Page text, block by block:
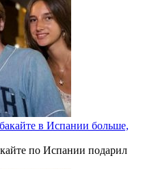
в Испании больше,
по Испании подарил